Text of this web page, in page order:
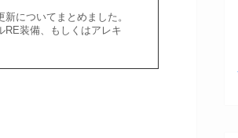
についてまとめました。
RE装備、もしくはアレキ